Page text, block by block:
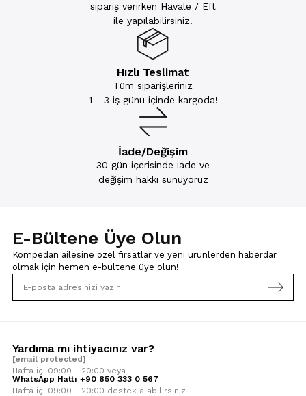
sipariş verirken Havale / Eft
ile yapılabilirsiniz.
Hızlı Teslimat
Tüm siparişleriniz
1 - 3 iş günü içinde kargoda!
İade/Değişim
30 gün içerisinde iade ve
değişim hakkı sunuyoruz
E-Bültene Üye Olun
Kompedan ailesine özel fırsatlar ve yeni ürünlerden haberdar
olmak için hemen e-bültene üye olun!
Yardıma mı ihtiyacınız var?
[email protected]
Hafta içi 09:00 - 20:00 veya
WhatsApp Hattı +90 850 333 0 567
Hafta içi 09:00 - 20:00 destek alabilirsiniz